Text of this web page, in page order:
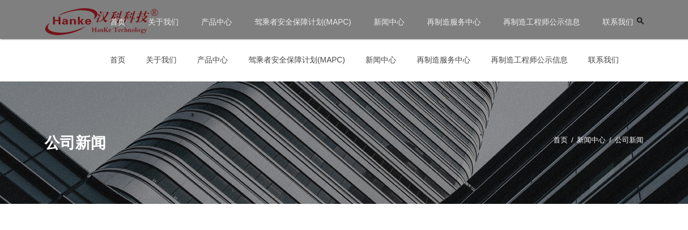
首页 关于我们 产品中心 驾乘者安全保障计划(MAPC) 新闻中心 再制造服务中心 再制造工程师公示信息 联系我们
首页 关于我们 产品中心 驾乘者安全保障计划(MAPC) 新闻中心 再制造服务中心 再制造工程师公示信息 联系我们
公司新闻 首页 / 新闻中心 / 公司新闻